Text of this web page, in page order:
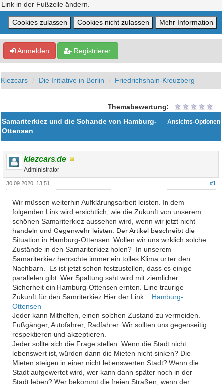
Link in der Fußzeile ändern.
Anmelden Registrieren
Kiezcars Die Initiative in Berlin Friedrichshain-Kreuzberg
Themabewertung:
Ansichts-Optionen
Samariterkiez und die Schande von Hamburg-
Ottensen
kiezcars.de
Administrator
#1
30.09.2020, 13:51
Wir müssen weiterhin Aufklärungsarbeit leisten. In dem
folgenden Link wird ersichtlich, wie die Zukunft von unserem
schönen Samariterkiez aussehen wird, wenn wir jetzt nicht
handeln und Gegenwehr leisten. Der Artikel beschreibt die
Situation in Hamburg-Ottensen. Wollen wir uns wirklich solche
Zustände in den Samariterkiez holen? In unserem
Samariterkiez herrschte immer ein tolles Klima unter den
Nachbarn. Es ist jetzt schon festzustellen, dass es einige
parallelen gibt. Wer Spaltung säht wird mit ziemlicher
Sicherheit ein Hamburg-Ottensen ernten. Eine traurige
Zukunft für den Samriterkiez.Hier der Link: Hamburg-
Ottensen
Jeder kann Mithelfen, einen solchen Zustand zu vermeiden.
Fußgänger, Autofahrer, Radfahrer. Wir sollten uns gegenseitig
respektieren und akzeptieren.
Jeder sollte sich die Frage stellen. Wenn die Stadt nicht
lebenswert ist, würden dann die Mieten nicht sinken? Die
Mieten steigen in einer nicht lebenswerten Stadt? Wenn die
Stadt aufgewertet wird, wer kann dann später noch in der
Stadt leben? Wer bekommt die freien Straßen, wenn der